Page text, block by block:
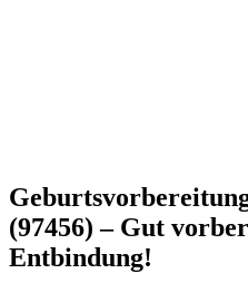
(97456) – Gut
Entbindung!